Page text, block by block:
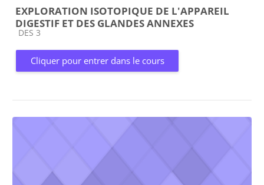
EXPLORATION ISOTOPIQUE DE L'APPAREIL
DIGESTIF ET DES GLANDES ANNEXES
Catégorie de cours
DES 3
Cliquer pour entrer dans le cours